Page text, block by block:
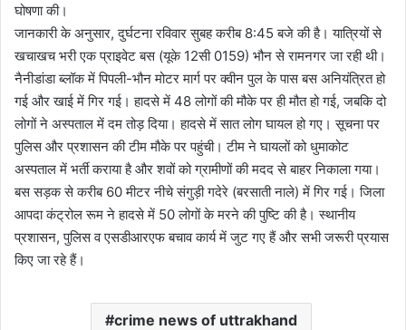
घोषणा की।
जानकारी के अनुसार, दुर्घटना रविवार सुबह करीब 8:45 बजे की है। यात्रियों से
खचाखच भरी एक प्राइवेट बस (यूके 12सी 0159) भौन से रामनगर जा रही थी।
नैनीडांडा ब्लॉक में पिपली-भौन मोटर मार्ग पर क्‍वीन पुल के पास बस अनियंत्रित हो
गई और खाई में गिर गई। हादसे में 48 लोगों की मौके पर ही मौत हो गई, जबकि दो
लोगों ने अस्‍पताल में दम तोड़ दिया। हादसे में सात लोग घायल हो गए। सूचना पर
पुलिस और प्रशासन की टीम मौके पर पहुंची। टीम ने घायलों को धुमाकोट
अस्‍पताल में भर्ती कराया है और शवों को ग्रामीणों की मदद से बाहर निकाला गया।
बस सड़क से करीब 60 मीटर नीचे संगुड़ी गदेरे (बरसाती नाले) में गिर गई। जिला
आपदा कंट्रोल रूम ने हादसे में 50 लोगों के मरने की पुष्टि की है। स्थानीय
प्रशासन, पुलिस व एसडीआरएफ बचाव कार्य में जुट गए हैं और सभी जरूरी प्रयास
किए जा रहे हैं।
crime news of uttrakhand